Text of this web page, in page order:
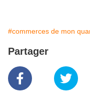
#commerces de mon
Partager